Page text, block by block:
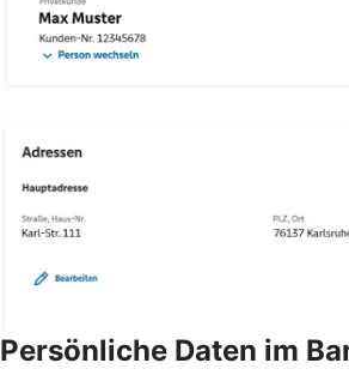
Persönliche Daten im